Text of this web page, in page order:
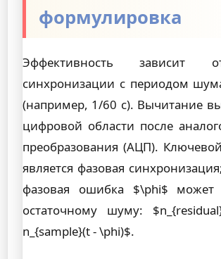
формулировка
Эффективность зависит
синхронизации с периодом
(например, 1/60 с). Вычитание
цифровой области после
преобразования (АЦП).
является фазовая
фазовая ошибка $\phi$ может
остаточному шуму:
n_{sample}(t - \phi)$.